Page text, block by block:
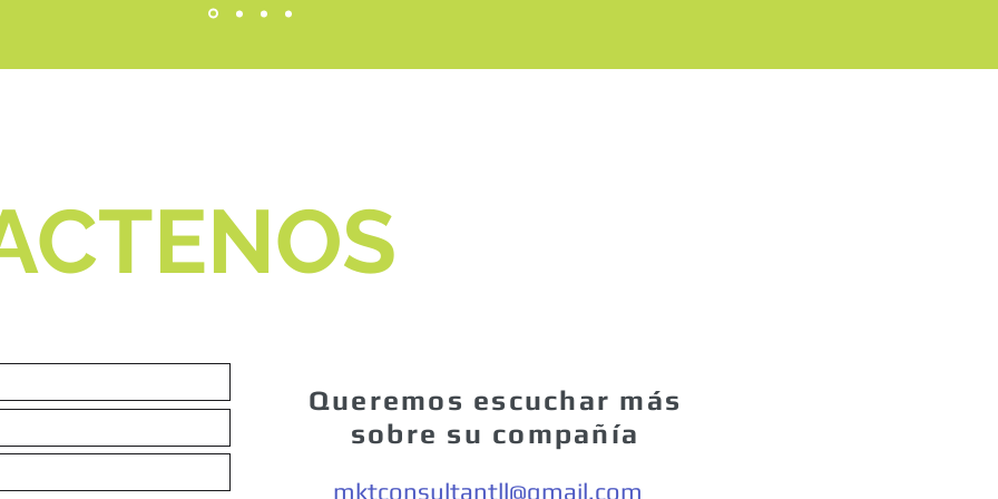
Queremos escuchar más
sobre su compañía
mktconsultantll@gmail.com